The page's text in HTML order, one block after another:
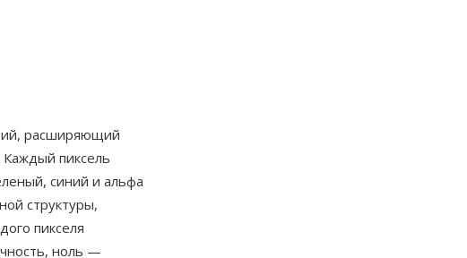
расширяющий
пиксель
синий и альфа
структуры,
пикселя
ноль —